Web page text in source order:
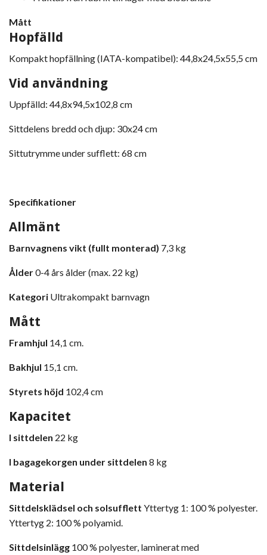
Mått
Hopfälld
Kompakt hopfällning (IATA-kompatibel): 44,8x24,5x55,5 cm
Vid användning
Uppfälld: 44,8x94,5x102,8 cm
Sittdelens bredd och djup: 30x24 cm
Sittutrymme under sufflett: 68 cm
Specifikationer
Allmänt
Barnvagnens vikt (fullt monterad) 7,3 kg
Ålder0-4 års ålder (max. 22 kg)
Kategori Ultrakompakt barnvagn
Mått
Framhjul 14,1 cm.
Bakhjul 15,1 cm.
Styrets höjd 102,4 cm
Kapacitet
I sittdelen 22 kg
I bagagekorgen under sittdelen 8 kg
Material
Sittdelsklädsel och solsufflett Yttertyg 1: 100 % polyester.
Yttertyg 2: 100 % polyamid.
Sittdelsinlägg 100 % polyester, laminerat med